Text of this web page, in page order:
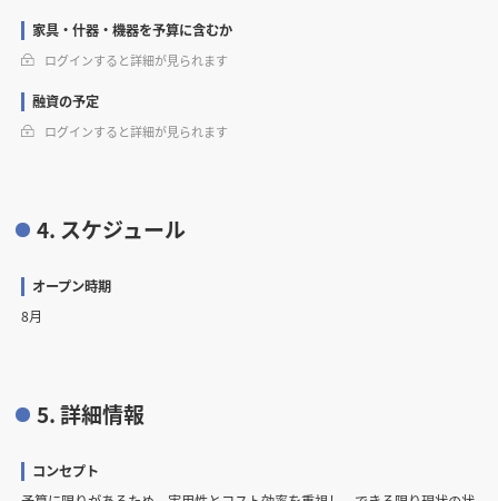
家具・什器・機器を予算に含むか
ログインすると詳細が見られます
融資の予定
ログインすると詳細が見られます
4. スケジュール
オープン時期
8月
5. 詳細情報
コンセプト